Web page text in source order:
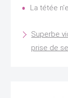
La tétée
Superbe
prise de